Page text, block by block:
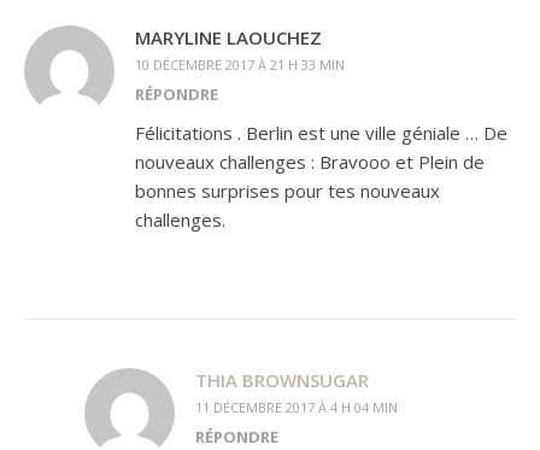
MARYLINE LAOUCHEZ
10 DÉCEMBRE 2017 À 21 H 33 MIN
RÉPONDRE
Félicitations . Berlin est une ville géniale … De
nouveaux challenges : Bravooo et Plein de
bonnes surprises pour tes nouveaux
challenges.
THIA BROWNSUGAR
11 DÉCEMBRE 2017 À 4 H 04 MIN
RÉPONDRE